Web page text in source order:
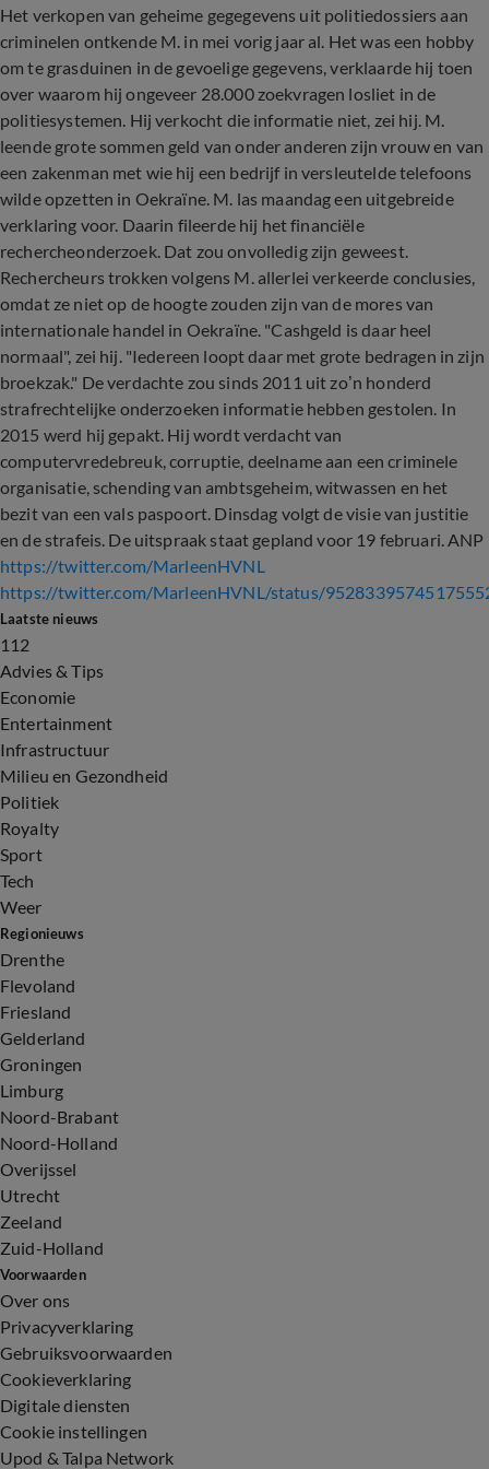
Het verkopen van geheime gegegevens uit politiedossiers aan
criminelen ontkende M. in mei vorig jaar al. Het was een hobby
om te grasduinen in de gevoelige gegevens, verklaarde hij toen
over waarom hij ongeveer 28.000 zoekvragen losliet in de
politiesystemen. Hij verkocht die informatie niet, zei hij. M.
leende grote sommen geld van onder anderen zijn vrouw en van
een zakenman met wie hij een bedrijf in versleutelde telefoons
wilde opzetten in Oekraïne. M. las maandag een uitgebreide
verklaring voor. Daarin fileerde hij het financiële
rechercheonderzoek. Dat zou onvolledig zijn geweest.
Rechercheurs trokken volgens M. allerlei verkeerde conclusies,
omdat ze niet op de hoogte zouden zijn van de mores van
internationale handel in Oekraïne. "Cashgeld is daar heel
normaal", zei hij. "Iedereen loopt daar met grote bedragen in zijn
broekzak." De verdachte zou sinds 2011 uit zo’n honderd
strafrechtelijke onderzoeken informatie hebben gestolen. In
2015 werd hij gepakt. Hij wordt verdacht van
computervredebreuk, corruptie, deelname aan een criminele
organisatie, schending van ambtsgeheim, witwassen en het
bezit van een vals paspoort. Dinsdag volgt de visie van justitie
en de strafeis. De uitspraak staat gepland voor 19 februari. ANP
https://twitter.com/MarleenHVNL
https://twitter.com/MarleenHVNL/status/
Laatste nieuws
112
Advies & Tips
Economie
Entertainment
Infrastructuur
Milieu en Gezondheid
Politiek
Royalty
Sport
Tech
Weer
Regionieuws
Drenthe
Flevoland
Friesland
Gelderland
Groningen
Limburg
Noord-Brabant
Noord-Holland
Overijssel
Utrecht
Zeeland
Zuid-Holland
Voorwaarden
Over ons
Privacyverklaring
Gebruiksvoorwaarden
Cookieverklaring
Digitale diensten
Cookie instellingen
Upod & Talpa Network